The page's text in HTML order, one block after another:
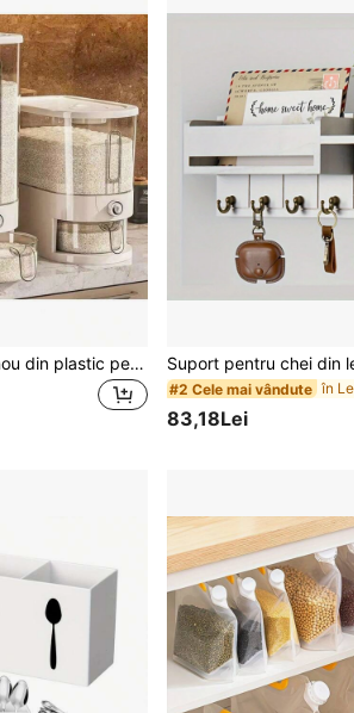
1 buc. Recipient nou din plastic pentru depozitarea orezului, sigilat etanș pentru cereale cu dozator, potrivit pentru depozitarea orezului în bucătărie, dozare măsurată cu o singură atingere, include cană și cutie repelentă pentru insecte, design în formă de pâlnie pentru a preveni înfundarea, fereastră transparentă pentru a verifica cantitatea rămasă, se potrivește depozitării pe blatul/colțul bucătăriei
#2 Cele mai vândute
83,18Lei